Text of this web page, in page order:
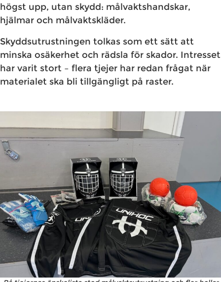
högst upp, utan skydd: målvaktshandskar,
hjälmar och målvaktskläder.
Skyddsutrustningen tolkas som ett sätt att
minska osäkerhet och rädsla för skador. Intresset
har varit stort – flera tjejer har redan frågat när
materialet ska bli tillgängligt på raster.